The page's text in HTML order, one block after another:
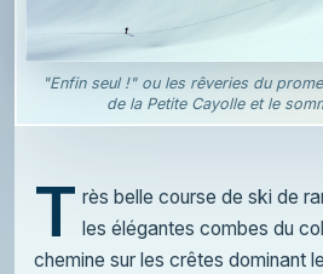
"Enfin seul !" ou les rêveries du
de la Petite Cayolle et le
T rès belle course de ski de
les élégantes combes du
chemine sur les crêtes dominant